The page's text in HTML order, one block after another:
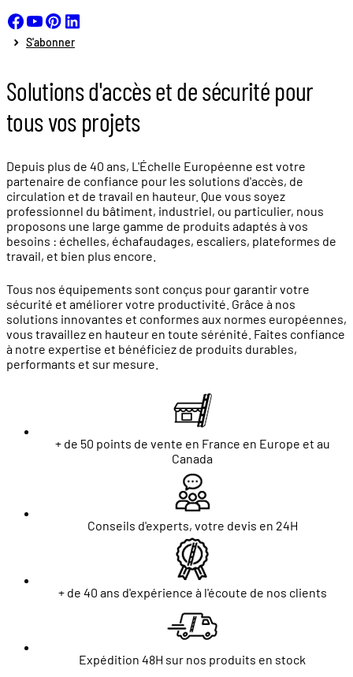
S'abonner
Solutions d'accès et de sécurité pour
tous vos projets
Depuis plus de 40 ans, L'Échelle Européenne est votre
partenaire de confiance pour les solutions d'accès, de
circulation et de travail en hauteur. Que vous soyez
professionnel du bâtiment, industriel, ou particulier, nous
proposons une large gamme de produits adaptés à vos
besoins : échelles, échafaudages, escaliers, plateformes de
travail, et bien plus encore.
Tous nos équipements sont conçus pour garantir votre
sécurité et améliorer votre productivité. Grâce à nos
solutions innovantes et conformes aux normes européennes,
vous travaillez en hauteur en toute sérénité. Faites confiance
à notre expertise et bénéficiez de produits durables,
performants et sur mesure.
+ de 50 points de vente en France en Europe et au
Canada
Conseils d'experts, votre devis en 24H
+ de 40 ans d'expérience à l'écoute de nos clients
Expédition 48H sur nos produits en stock